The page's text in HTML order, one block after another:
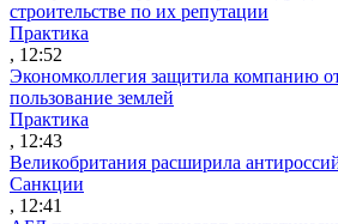
строительстве по их репутации
Практика
, 12:52
Экономколлегия защитила компанию
пользование землей
Практика
, 12:43
Великобритания расширила
Санкции
, 12:41